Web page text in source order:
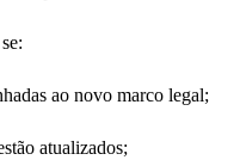
ao novo marco legal;
atualizados;